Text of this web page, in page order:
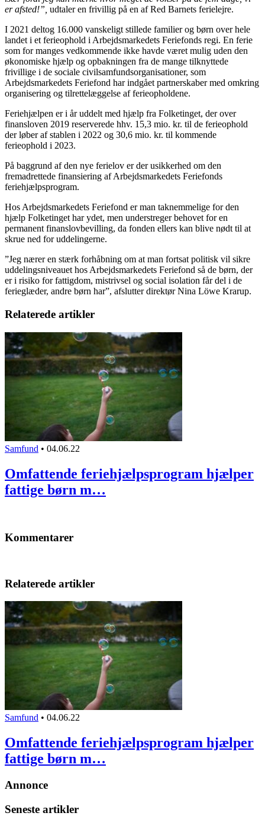
er afsted!”, udtaler en frivillig på en af Red Barnets ferielejre.
I 2021 deltog 16.000 vanskeligt stillede familier og børn over hele
landet i et ferieophold i Arbejdsmarkedets Feriefonds regi. En ferie
som for manges vedkommende ikke havde været mulig uden den
økonomiske hjælp og opbakningen fra de mange tilknyttede
frivillige i de sociale civilsamfundsorganisationer, som
Arbejdsmarkedets Feriefond har indgået partnerskaber med omkring
organisering og tilrettelæggelse af ferieopholdene.
Feriehjælpen er i år uddelt med hjælp fra Folketinget, der over
finansloven 2019 reserverede hhv. 15,3 mio. kr. til de ferieophold
der løber af stablen i 2022 og 30,6 mio. kr. til kommende
ferieophold i 2023.
På baggrund af den nye ferielov er der usikkerhed om den
fremadrettede finansiering af Arbejdsmarkedets Feriefonds
feriehjælpsprogram.
Hos Arbejdsmarkedets Feriefond er man taknemmelige for den
hjælp Folketinget har ydet, men understreger behovet for en
permanent finanslovbevilling, da fonden ellers kan blive nødt til at
skrue ned for uddelingerne.
”Jeg nærer en stærk forhåbning om at man fortsat politisk vil sikre
uddelingsniveauet hos Arbejdsmarkedets Feriefond så de børn, der
er i risiko for fattigdom, mistrivsel og social isolation får del i de
ferieglæder, andre børn har”, afslutter direktør Nina Löwe Krarup.
Relaterede artikler
Samfund • 04.06.22
Omfattende feriehjælpsprogram hjælper
fattige børn m…
Kommentarer
Relaterede artikler
Samfund • 04.06.22
Omfattende feriehjælpsprogram hjælper
fattige børn m…
Annonce
Seneste artikler